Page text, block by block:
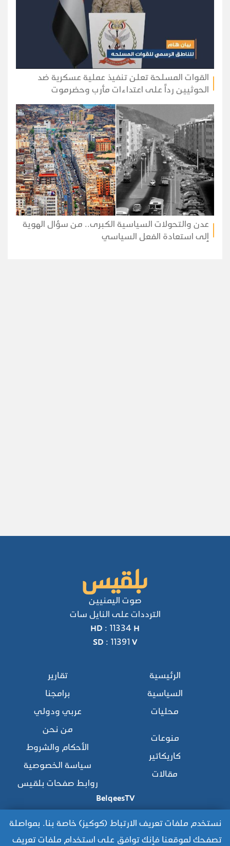
القوات المسلحة تعلن تنفيذ عملية عسكرية ضد
الحوثيين رداً على اعتداءات مأرب وحضرموت
عدن والتحولات السياسية الكبرى.. من سؤال الهوية
إلى استعادة الفعل السياسي
نستخدم ملفات تعريف الارتباط (كوكيز) خاصة بنا. بمواصلة
تصفحك لموقعنا فإنك توافق على استخدام ملفات تعريف
صوت اليمنيين
الترددات على النايل سات
HD : 11334 H
SD : 11391 V
الرئيسية
السياسية
محليات
تقارير
برامجنا
عربي ودولي
منوعات
كاريكاتير
مقالات
من نحن
الأحكام والشروط
سياسة الخصوصية
روابط صفحات بلقيس
BelqeesTV